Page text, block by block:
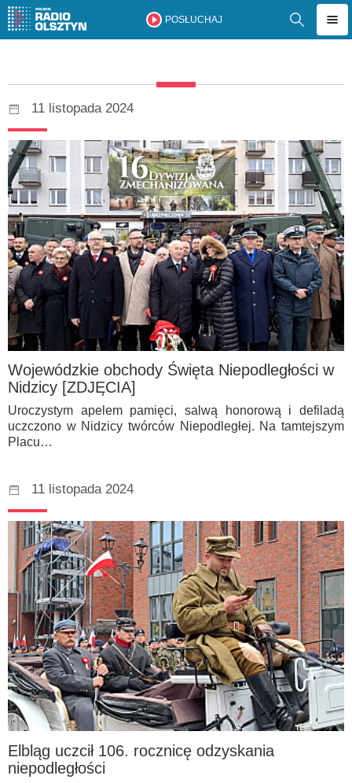
POSŁUCHAJ
11 listopada 2024
Wojewódzkie obchody Święta Niepodległości w
Nidzicy [ZDJĘCIA]
Uroczystym apelem pamięci, salwą honorową i defiladą
uczczono w Nidzicy twórców Niepodległej. Na tamtejszym
Placu…
11 listopada 2024
Elbląg uczcił 106. rocznicę odzyskania
niepodległości